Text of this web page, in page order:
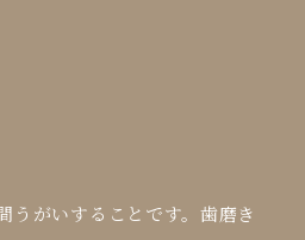
うがいすることです。歯磨き